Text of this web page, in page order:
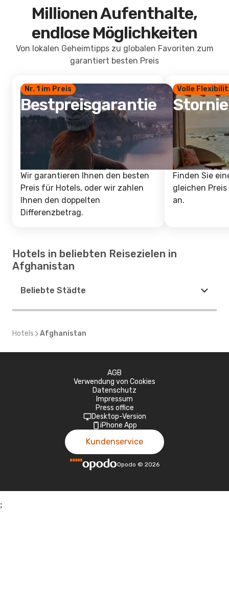
Millionen Aufenthalte,
endlose Möglichkeiten
Von lokalen Geheimtipps zu globalen Favoriten zum
garantiert besten Preis
Nr. 1 im Preis
Bestpreisgarantie
Wir garantieren Ihnen den besten
Preis für Hotels, oder wir zahlen
Ihnen den doppelten
Differenzbetrag.
Volle
Finden Sie
gleichen
an.
Hotels in beliebten Reisezielen in
Afghanistan
Beliebte Städte
Hotels Afghanistan
AGB
Verwendung von Cookies
Datenschutz
Impressum
Press office
Desktop-Version
iPhone App
Kundenservice
Opodo © 2026
;